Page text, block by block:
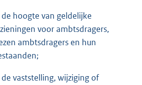
hoogte van geldelijke
voor ambtsdragers,
ambtsdragers en hun
vaststelling, wijziging of